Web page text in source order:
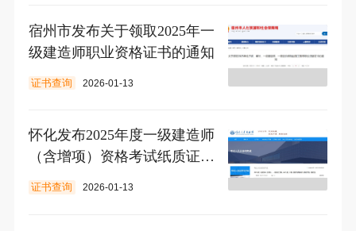
宿州市发布关于领取2025年一
级建造师职业资格证书的通知
证书查询 2026-01-13
怀化发布2025年度一级建造师
（含增项）资格考试纸质证书
发放公告
证书查询 2026-01-13